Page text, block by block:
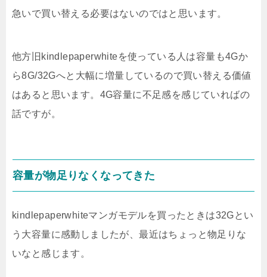
急いで買い替える必要はないのではと思います。
他方旧kindlepaperwhiteを使っている人は容量も4Gか
ら8G/32Gへと大幅に増量しているので買い替える価値
はあると思います。4G容量に不足感を感じていればの
話ですが。
容量が物足りなくなってきた
kindlepaperwhiteマンガモデルを買ったときは32Gとい
う大容量に感動しましたが、最近はちょっと物足りな
いなと感じます。